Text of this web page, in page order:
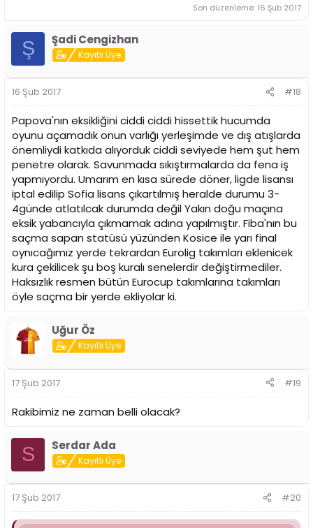
Son düzenleme: 16 Şub 2017
Ş Şadi Cengizhan
Kayıtlı Üye
16 Şub 2017 #18
Papova'nın eksikliğini ciddi ciddi hissettik hucumda
oyunu açamadık onun varlığı yerleşimde ve dış atışlarda
önemliydi katkıda alıyorduk ciddi seviyede hem şut hem
penetre olarak. Savunmada sıkıştırmalarda da fena iş
yapmıyordu. Umarım en kısa sürede döner, ligde lisansı
iptal edilip Sofia lisans çıkartılmış heralde durumu 3-
4günde atlatılcak durumda değil Yakın doğu maçına
eksik yabancıyla çıkmamak adına yapılmıştır. Fiba'nın bu
saçma sapan statüsü yüzünden Kosice ile yarı final
oynıcağımız yerde tekrardan Eurolig takımları eklenicek
kura çekilicek şu boş kuralı senelerdir değiştirmediler.
Haksızlık resmen bütün Eurocup takımlarına takımları
öyle saçma bir yerde ekliyolar ki.
Uğur Öz
Kayıtlı Üye
17 Şub 2017 #19
Rakibimiz ne zaman belli olacak?
S Serdar Ada
Kayıtlı Üye
17 Şub 2017 #20